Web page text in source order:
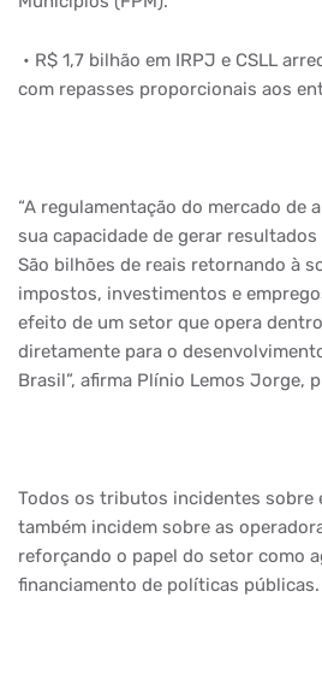
• R$ 1,7 bilhão em IRPJ e CSLL
com repasses proporcionais aos
“A regulamentação do mercado de
sua capacidade de gerar
São bilhões de reais retornando à
impostos, investimentos e
efeito de um setor que opera
diretamente para o
Brasil”, afirma Plínio Lemos Jorge,
Todos os tributos incidentes sobre
também incidem sobre as
reforçando o papel do setor como
financiamento de políticas públicas.